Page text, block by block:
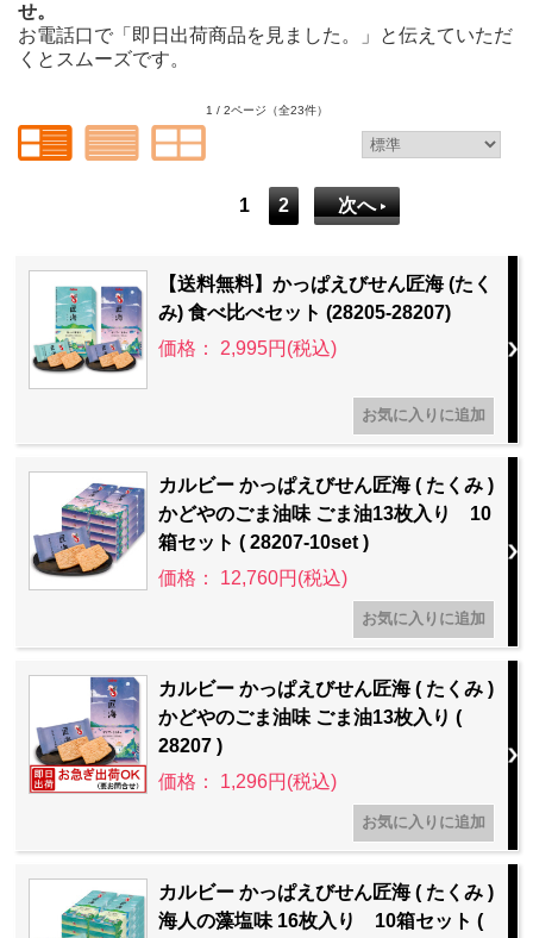
せ。
お電話口で「即日出荷商品を見ました。」と伝えていただ
くとスムーズです。
1 / 2ページ （全23件）
1 2 次へ
【送料無料】かっぱえびせん匠海 (たく
み) 食べ比べセット (28205-28207)
価格： 2,995円(税込)
カルビー かっぱえびせん匠海 ( たくみ )
かどやのごま油味 ごま油13枚入り 10
箱セット ( 28207-10set )
価格： 12,760円(税込)
カルビー かっぱえびせん匠海 ( たくみ )
かどやのごま油味 ごま油13枚入り (
28207 )
価格： 1,296円(税込)
カルビー かっぱえびせん匠海 ( たくみ )
海人の藻塩味 16枚入り 10箱セット (